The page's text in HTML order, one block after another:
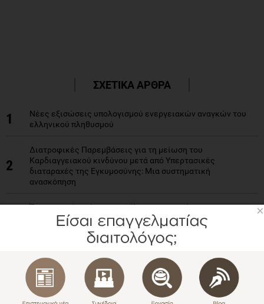
ΣΧΕΤΙΚΑ ΑΡΘΡΑ
1
Νέες εξισώσεις υπολογισμού ενεργειακών αναγκών του
ελληνικού πληθυσμού
2
Διατροφικές Παρεμβάσεις για τη μείωση του
Καρδιαγγειακού κινδύνου μετά από Υπερτασικές
διαταραχές της Εγκυμοσύνης: Μια συστηματική
ανασκόπηση
Έχει σημασία η ώρα κατανάλωσης του γεύματος στη
θερμογένεση λόγω τροφής;
Διατροφικά πρότυπα και συμπεριφορές σε ασθενείς με
Πόση Πρωτεΐνη είναι αρκετή; Τι λένε οι νεότερες μελέτες
×